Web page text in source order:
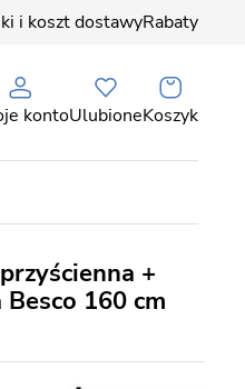
i koszt dostawyRabaty
kontoUlubioneKoszyk
+
160 cm